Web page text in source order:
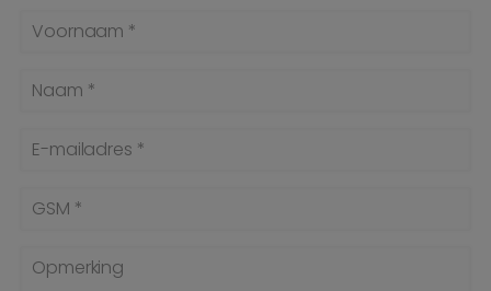
Voornaam *
Naam *
E-mailadres *
GSM *
Opmerking